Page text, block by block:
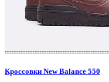
Кроссовки New Balance 550